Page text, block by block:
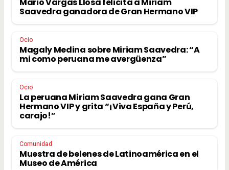
Mario Vargas Llosa felicita a Miriam
Saavedra ganadora de Gran Hermano VIP
Ocio
Magaly Medina sobre Miriam Saavedra: “A
mi como peruana me avergüenza”
Ocio
La peruana Miriam Saavedra gana Gran
Hermano VIP y grita “¡Viva España y Perú,
carajo!”
Comunidad
Muestra de belenes de Latinoamérica en el
Museo de América